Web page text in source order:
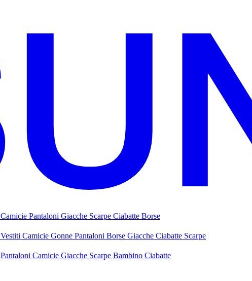
Camicie Pantaloni Giacche Scarpe Ciabatte Borse
Vestiti Camicie Gonne Pantaloni Borse Giacche Ciabatte Scarpe
Pantaloni Camicie Giacche Scarpe Bambino Ciabatte